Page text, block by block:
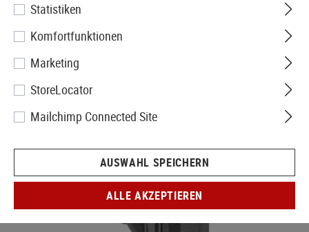
CQC SERPA Holster für P99 /
PPQ
Statistiken
Komfortfunktionen
Marketing
StoreLocator
Mailchimp Connected Site
AUSWAHL SPEICHERN
ALLE AKZEPTIEREN